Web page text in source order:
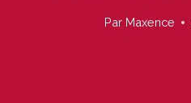
Par Maxence